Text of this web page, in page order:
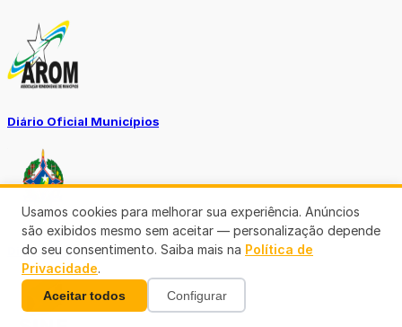
Diário Oficial Municípios
Diario Oficial Justiça
Usamos cookies para melhorar sua experiência. Anúncios
são exibidos mesmo sem aceitar — personalização depende
do seu consentimento. Saiba mais na Política de
Privacidade.
Aceitar todos Configurar